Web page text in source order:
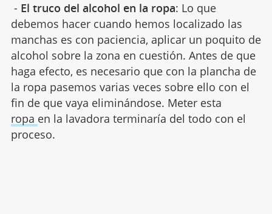
- El truco del alcohol en la ropa: Lo que
debemos hacer cuando hemos localizado las
manchas es con paciencia, aplicar un poquito de
alcohol sobre la zona en cuestión. Antes de que
haga efecto, es necesario que con la plancha de
la ropa pasemos varias veces sobre ello con el
fin de que vaya eliminándose. Meter esta
ropa en la lavadora terminaría del todo con el
proceso.